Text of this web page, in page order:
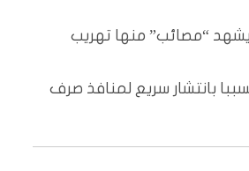
“مصائب” منها تهريب
بانتشار سريع لمنافذ صرف